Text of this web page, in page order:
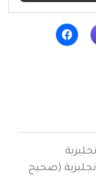
(صحيح